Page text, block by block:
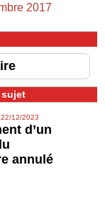
2017
sujet
22/12/2023
d’un
annulé